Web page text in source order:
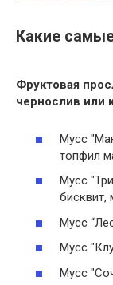
Какие
Фруктовая
чернослив или
Мусс
топфил
Мусс
бисквит,
Мусс
Мусс
Мусс